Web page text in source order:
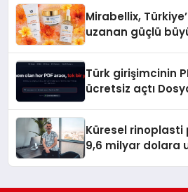
Mirabellix,
uzanan güçlü
Türk girişimcinin
ücretsiz açtı
Küresel rinoplasti
9,6 milyar dolara